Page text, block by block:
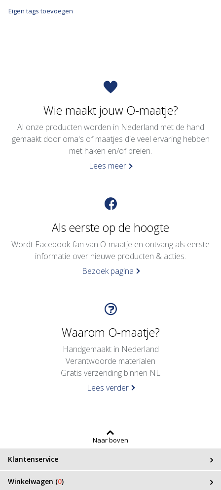
Eigen tags toevoegen
Wie maakt jouw O-maatje?
Al onze producten worden in Nederland met de hand
gemaakt door oma's of maatjes die veel ervaring hebben
met haken en/of breien.
Lees meer
Als eerste op de hoogte
Wordt Facebook-fan van O-maatje en ontvang als eerste
informatie over nieuwe producten & acties.
Bezoek pagina
Waarom O-maatje?
Handgemaakt in Nederland
Verantwoorde materialen
Gratis verzending binnen NL
Lees verder
Naar boven
Klantenservice
Winkelwagen (0)